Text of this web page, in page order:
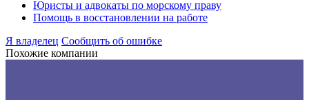
Юристы и адвокаты по морскому праву
Помощь в восстановлении на работе
Я владелец Сообщить об ошибке
Похожие компании